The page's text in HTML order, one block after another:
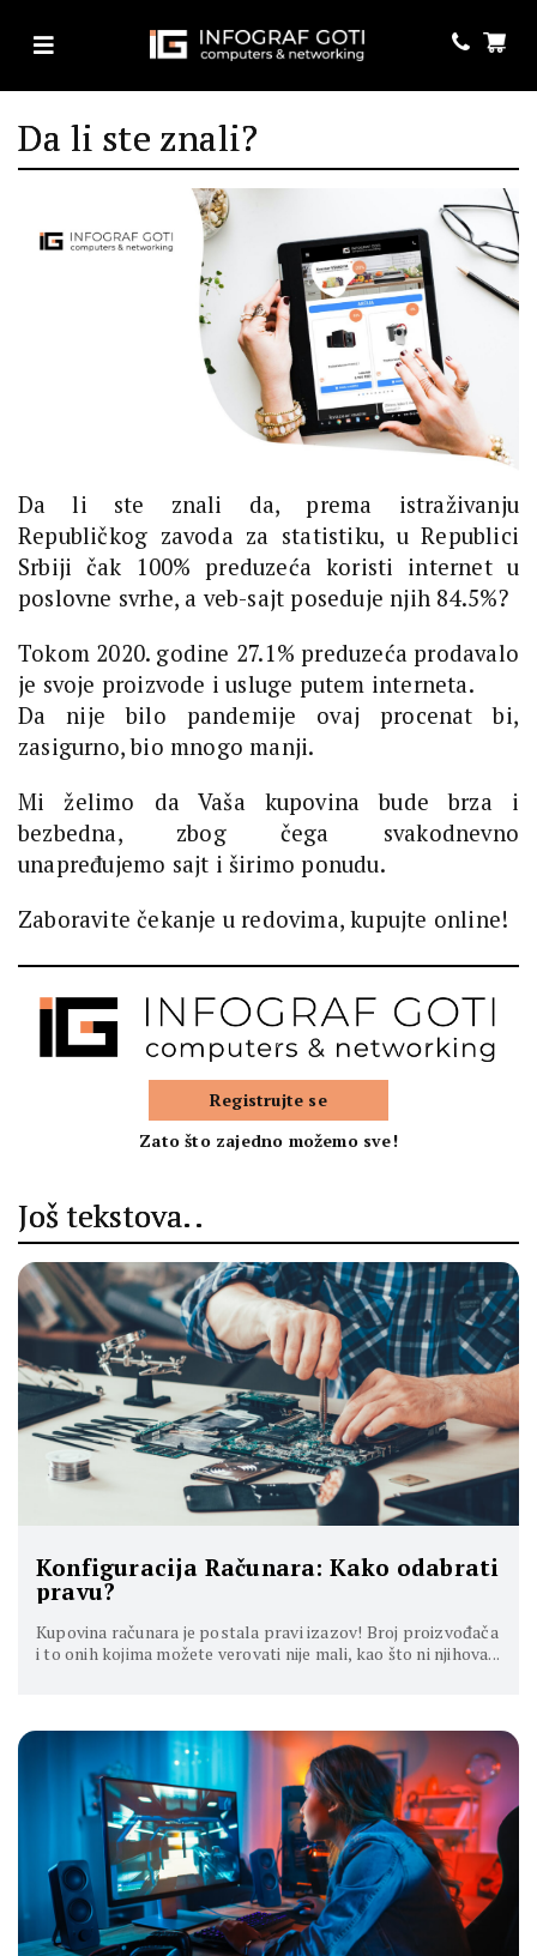
Da li ste znali?
Da li ste znali da, prema istraživanju
Republičkog zavoda za statistiku, u Republici
Srbiji čak 100% preduzeća koristi internet u
poslovne svrhe, a veb-sajt poseduje njih 84.5%?
Tokom 2020. godine 27.1% preduzeća prodavalo
je svoje proizvode i usluge putem interneta.
Da nije bilo pandemije ovaj procenat bi,
zasigurno, bio mnogo manji.
Mi želimo da Vaša kupovina bude brza i
bezbedna, zbog čega svakodnevno
unapređujemo sajt i širimo ponudu.
Zaboravite čekanje u redovima, kupujte online!
Registrujte se
Zato što zajedno možemo sve!
Još tekstova..
Konfiguracija Računara: Kako odabrati
pravu?
Kupovina računara je postala pravi izazov! Broj proizvođača
i to onih kojima možete verovati nije mali, kao što ni njihova...